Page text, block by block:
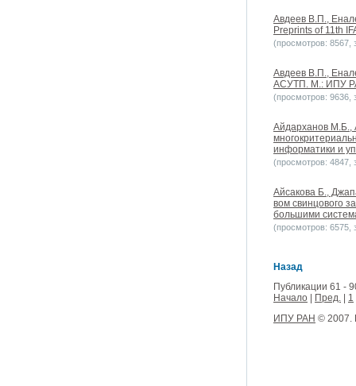
Авдеев В.П.,
Preprints of 11th
(просмотров: 8567,
Авдеев В.П.,
АСУТП. М.: ИПУ
(просмотров: 9636,
Айдарханов М.Б.,
информатики и
(просмотров: 4847,
Айсакова Б.,
вом свинцового
большими
(просмотров: 6575,
Назад
Публикации 61 -
Начало
Пред.
1
ИПУ РАН © 2007.